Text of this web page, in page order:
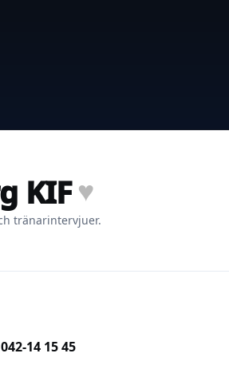
KIF ♥
tränarintervjuer.
042-14 15 45